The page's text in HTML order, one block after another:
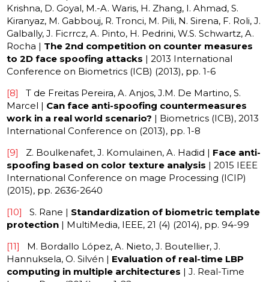
Krishna, D. Goyal, M.-A. Waris, H. Zhang, I. Ahmad, S.
Kiranyaz, M. Gabbouj, R. Tronci, M. Pili, N. Sirena, F. Roli, J.
Galbally, J. Ficrrcz, A. Pinto, H. Pedrini, W.S. Schwartz, A.
Rocha | The 2nd competition on counter measures
to 2D face spoofing attacks | 2013 International
Conference on Biometrics (ICB) (2013), pp. 1-6
[8]
T de Freitas Pereira, A. Anjos, J.M. De Martino, S.
Marcel | Can face anti-spoofing countermeasures
work in a real world scenario? | Biometrics (ICB), 2013
International Conference on (2013), pp. 1-8
[9]
Z. Boulkenafet, J. Komulainen, A. Hadid | Face anti-
spoofing based on color texture analysis | 2015 IEEE
International Conference on mage Processing (ICIP)
(2015), pp. 2636-2640
[10]
S. Rane | Standardization of biometric template
protection | MultiMedia, IEEE, 21 (4) (2014), pp. 94-99
[11]
M. Bordallo López, A. Nieto, J. Boutellier, J.
Hannuksela, O. Silvén | Evaluation of real-time LBP
computing in multiple architectures | J. Real-Time